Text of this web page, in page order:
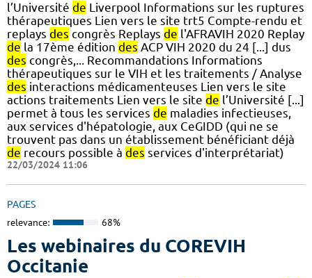
l’Université de Liverpool Informations sur les ruptures
thérapeutiques Lien vers le site trt5 Compte-rendu et
replays des congrès Replays de l'AFRAVIH 2020 Replay
de la 17ème édition des ACP VIH 2020 du 24 [...] dus
des congrès,... Recommandations Informations
thérapeutiques sur le VIH et les traitements / Analyse
des interactions médicamenteuses Lien vers le site
actions traitements Lien vers le site de l’Université [...]
permet à tous les services de maladies infectieuses,
aux services d'hépatologie, aux CeGIDD (qui ne se
trouvent pas dans un établissement bénéficiant déjà
de recours possible à des services d'interprétariat)
22/03/2024 11:06
PAGES
relevance: 68%
Les webinaires du COREVIH
Occitanie